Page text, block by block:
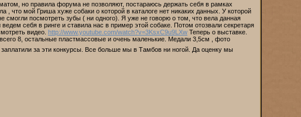
но правила форума не позволяют, постараюсь держать себя в рамках
что мой Гриша хуже собаки о которой в каталоге нет никаких данных. У которой
смогли посмотреть зубы ( ни одного). Я уже не говорю о том, что вела данная
себя в ринге и ставила нас в пример этой собаке. Потом отозвали секретаря
видео. http://www.youtube.com/watch?v=3KsxC9u9LXw Теперь о выставке.
8, остальные пластмассовые и очень маленькие. Медали 3,5см , фото
за эти конкурсы. Все больше мы в Тамбов ни ногой. Да оценку мы